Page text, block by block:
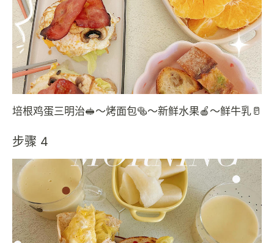
培根鸡蛋三明治🥪～烤面包🥯～新鲜水果🍎～鲜牛乳🥛
步骤 4